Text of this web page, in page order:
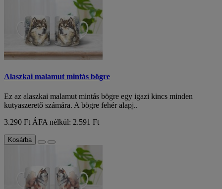
Alaszkai malamut mintás bögre
Ez az alaszkai malamut mintás bögre egy igazi kincs minden
kutyaszerető számára. A bögre fehér alapj..
3.290 Ft ÁFA nélkül: 2.591 Ft
Kosárba